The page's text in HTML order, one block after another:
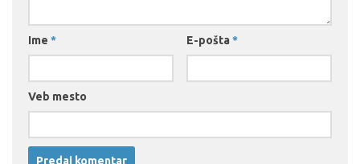
Ime * E-pošta *
Veb mesto